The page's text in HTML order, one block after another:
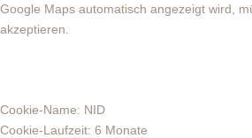
Google Maps automatisch angezeigt wird,
akzeptieren.
Cookie-Name: NID
Cookie-Laufzeit: 6 Monate